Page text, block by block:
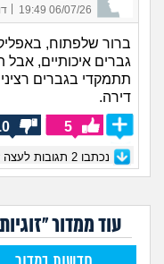
06/07/26 19:49
|
ברור שלפתוח,
גברים איכותיים,
דירה.
5
נכתבו 2 תגובות לעצה
עוד ממדור